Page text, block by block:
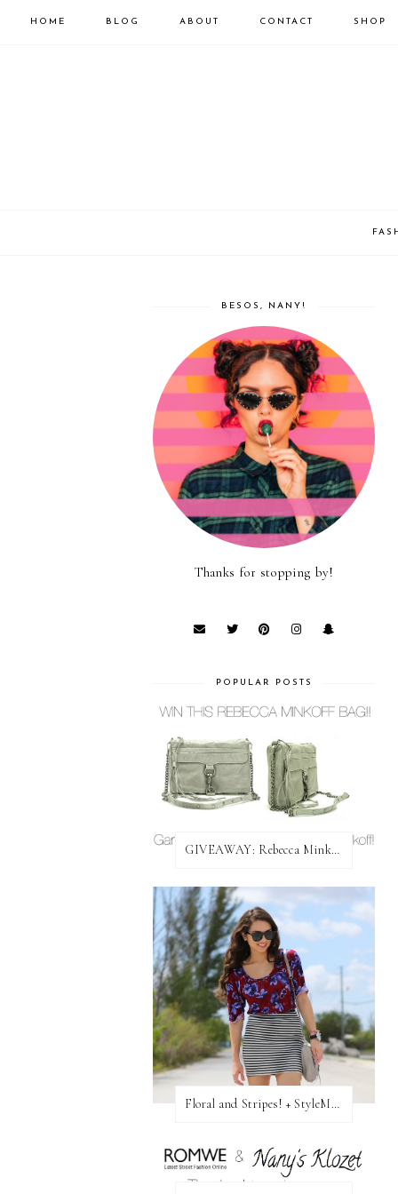
HOME BLOG ABOUT CONTACT SHOP
BESOS, NANY!
Thanks for stopping by!
POPULAR POSTS
GIVEAWAY: Rebecca Minkoff Bag!
Floral and Stripes! + StyleMint GIVEAWAY!